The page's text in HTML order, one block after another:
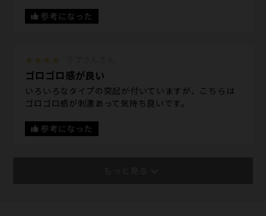
参考になった
ゴロゴロ感が良い
いろいろなタイプの突起が付いていますが、こちらは
ゴロゴロ感が刺激あって気持ち良いです。
参考になった